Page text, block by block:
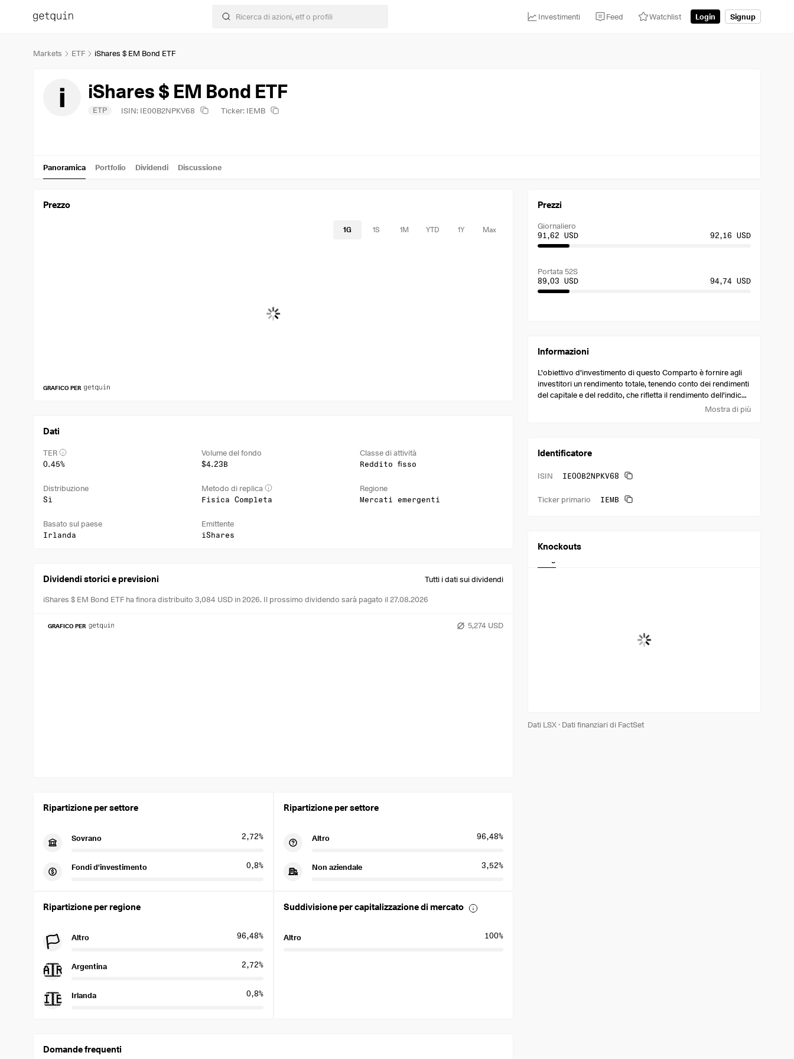
Investimenti Feed Watchlist Login Signup
Markets ETF iShares $ EM Bond ETF
iShares $ EM Bond ETF
ETP ISIN: IE00B2NPKV68 Ticker: IEMB
Panoramica Portfolio Dividendi Discussione
Prezzo
1G 1S 1M YTD 1Y Max
GRAFICO PER
Dati
TER
0.45%
Volume del fondo
$4.23B
Classe di attività
Reddito fisso
Distribuzione
Sì
Metodo di replica
Fisica Completa
Regione
Mercati emergenti
Basato sul paese
Irlanda
Emittente
iShares
Dividendi storici e previsioni Tutti i dati sui dividendi
iShares $ EM Bond ETF ha finora distribuito 3,084 USD in 2026. Il prossimo dividendo sarà pagato il 27.08.2026
5,274 USD
GRAFICO PER
Ripartizione per settore
Sovrano 2,72%
Fondi d'investimento 0,8%
Ripartizione per settore
Altro 96,48%
Non aziendale 3,52%
Ripartizione per regione
🏳️ Altro 96,48%
🇦🇷 Argentina 2,72%
🇮🇪 Irlanda 0,8%
Suddivisione per capitalizzazione di mercato
Altro 100%
Domande frequenti
Prezzi
Giornaliero
91,62 USD
92,16 USD
Portata 52S
89,03 USD
94,74 USD
Informazioni
L'obiettivo d'investimento di questo Comparto è fornire agli
investitori un rendimento totale, tenendo conto dei rendimenti
del capitale e del reddito, che rifletta il rendimento dell'indice
Mostra di più
Identificatore
ISIN IE00B2NPKV68
Ticker primario IEMB
Knockouts
Dati LSX· Dati finanziari di FactSet